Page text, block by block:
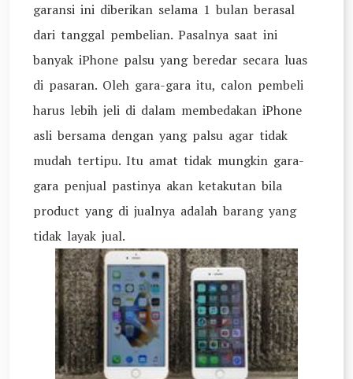
garansi ini diberikan selama 1 bulan berasal
dari tanggal pembelian. Pasalnya saat ini
banyak iPhone palsu yang beredar secara luas
di pasaran. Oleh gara-gara itu, calon pembeli
harus lebih jeli di dalam membedakan iPhone
asli bersama dengan yang palsu agar tidak
mudah tertipu. Itu amat tidak mungkin gara-
gara penjual pastinya akan ketakutan bila
product yang di jualnya adalah barang yang
tidak layak jual.